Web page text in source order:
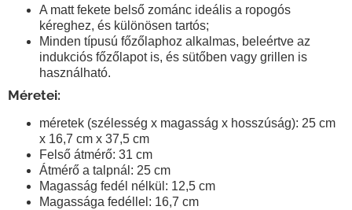
A matt fekete belső zománc ideális a ropogós
kéreghez, és különösen tartós;
Minden típusú főzőlaphoz alkalmas, beleértve az
indukciós főzőlapot is, és sütőben vagy grillen is
használható.
Méretei:
méretek (szélesség x magasság x hosszúság): 25 cm
x 16,7 cm x 37,5 cm
Felső átmérő: 31 cm
Átmérő a talpnál: 25 cm
Magasság fedél nélkül: 12,5 cm
Magassága fedéllel: 16,7 cm